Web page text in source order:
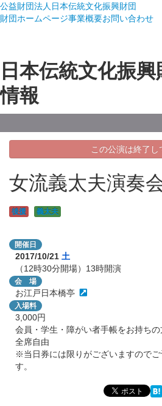
公益財団法人日本伝統文化振興財団
財団ホームページ事業概要お問い合わせ
日本伝統文化振
情報
この公演は終了し
女流義太夫演奏
後援 義太夫
開催日
2017/10/21 土
（12時30分開場）13時開演
会 場
お江戸日本橋亭
入場料
3,000円
会員・学生・障がい者手帳をお持ち
全席自由
※当日券には限りがございますのでご
す。